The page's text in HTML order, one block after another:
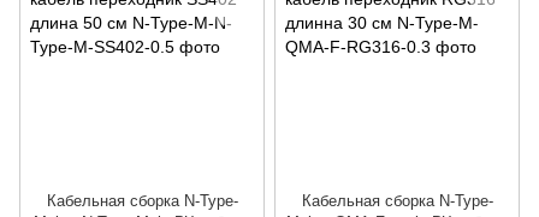
Кабельная сборка N-Type-
Кабельная сборка N-Type-